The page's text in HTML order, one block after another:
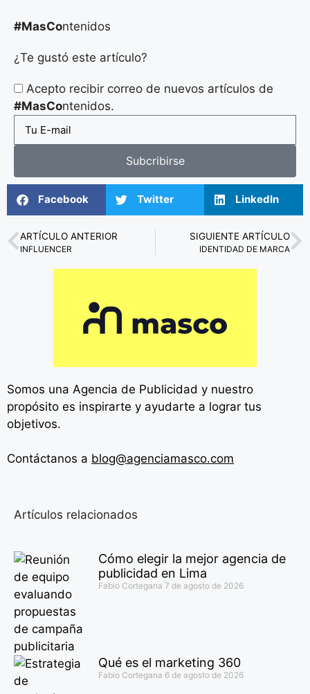
#MasContenidos
¿Te gustó este artículo?
Acepto recibir correo de nuevos artículos de
#MasContenidos.
Subcribirse
Facebook Twitter LinkedIn
ARTÍCULO ANTERIOR
INFLUENCER
SIGUIENTE ARTÍCULO
IDENTIDAD DE MARCA
Somos una Agencia de Publicidad y nuestro
propósito es inspirarte y ayudarte a lograr tus
objetivos.
Contáctanos a blog@agenciamasco.com
Artículos relacionados
Cómo elegir la mejor agencia de
publicidad en Lima
Fabio Cortegana 7 de agosto de 2026
Qué es el marketing 360
Fabio Cortegana 6 de agosto de 2026